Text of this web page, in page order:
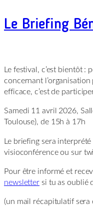
Le Briefing
Le festival, c’est bientôt
concernant
efficace, c’est de
Samedi 11 avril 2026,
Toulouse), de 15h à 17h
Le briefing sera interprété
visioconférence ou sur
Pour être informé et
newsletter si tu as oublié
(un mail récapitulatif sera